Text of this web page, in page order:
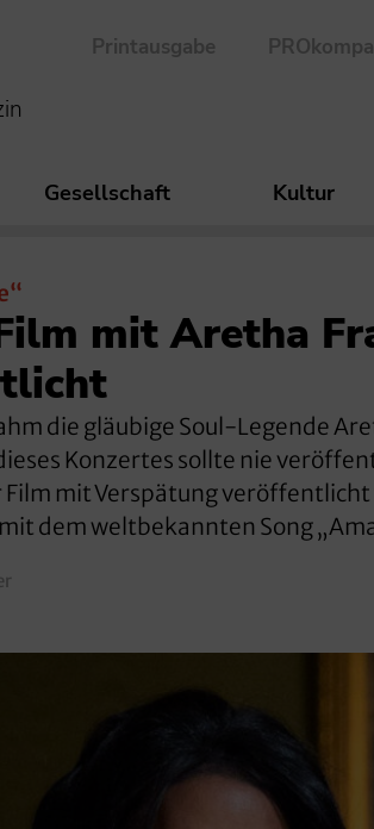
Printausgabe
Gesellschaft Kultur
mit Aretha
die gläubige Soul-Legende
Konzertes sollte nie
Film mit Verspätung
dem weltbekannten Song